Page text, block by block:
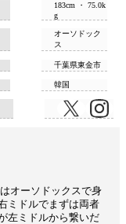
183cm ・ 75.0k
g
オーソドック
ス
千葉県東金市
韓国
オーソドックスで身
ミドルでまずは両者
左ミドルから繋いだ